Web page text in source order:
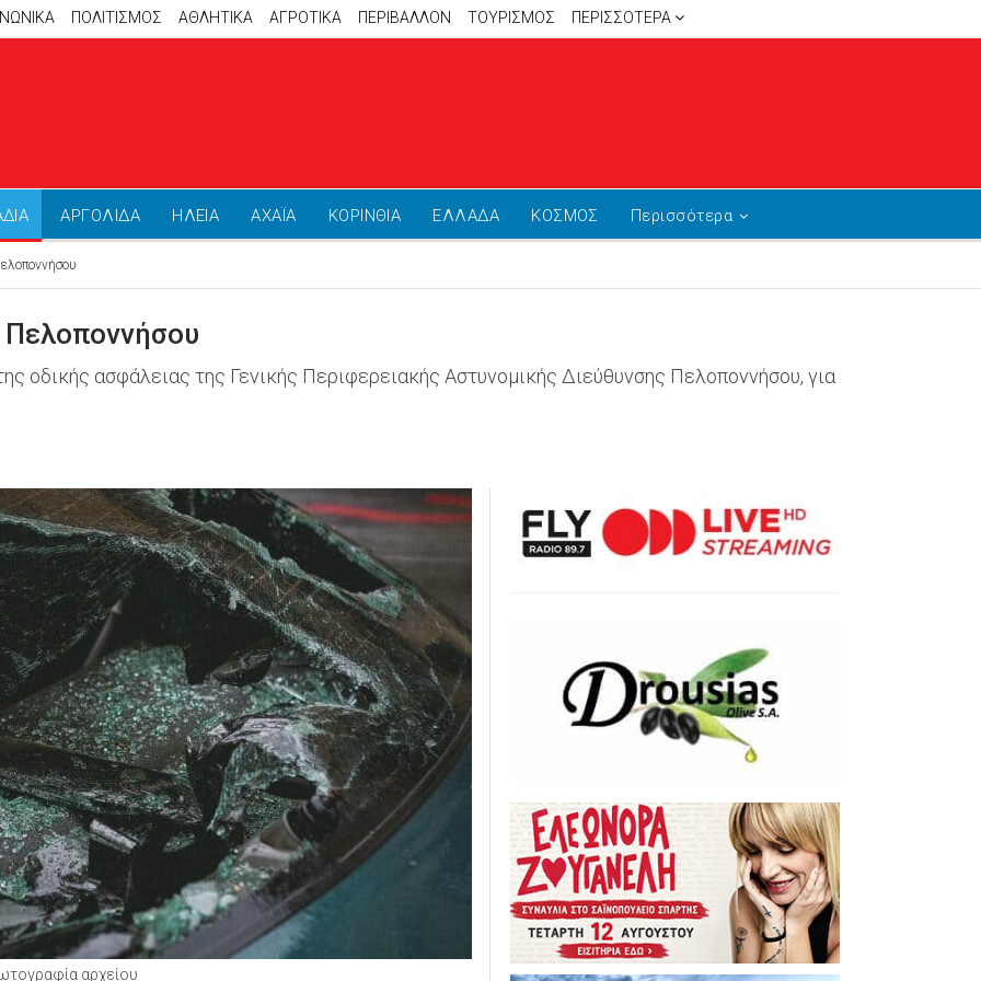
ΠΟΛΙΤΙΣΜΟΣ ΑΘΛΗΤΙΚΆ ΑΓΡΟΤΙΚΑ ΠΕΡΙΒΑΛΛΟΝ ΤΟΥΡΙΣΜΟΣ ΠΕΡΙΣΣΌΤΕΡΑ
ΑΡΓΟΛΙΔΑ ΗΛΕΙΑ ΑΧΑΪΑ ΚΟΡΙΝΘΙΑ ΕΛΛΑΔΑ ΚΟΣΜΟΣ Περισσότερα
Πελοποννήσου
οδικής ασφάλειας της Γενικής Περιφερειακής Αστυνομικής Διεύθυνσης Πελοποννήσου, για
αρχείου